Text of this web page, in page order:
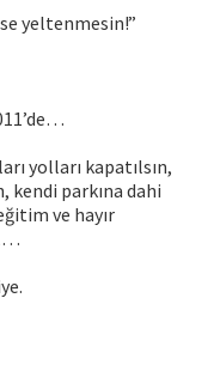
yeltenmesin!”
yolları kapatılsın,
kendi parkına dahi
ve hayır